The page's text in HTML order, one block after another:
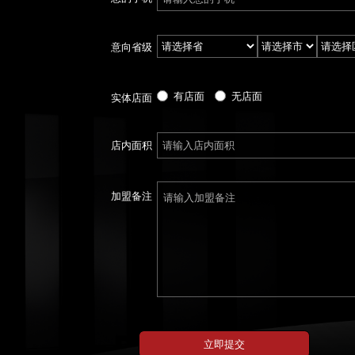
意向省级
实体店面 有店面 无店面
店内面积
加盟备注